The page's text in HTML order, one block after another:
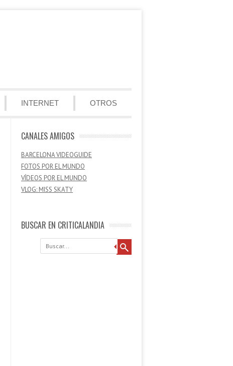
INTERNET OTROS
CANALES AMIGOS
BARCELONA VIDEOGUIDE
FOTOS POR EL MUNDO
VÍDEOS POR EL MUNDO
VLOG: MISS SKATY
BUSCAR EN CRITICALANDIA
Buscar